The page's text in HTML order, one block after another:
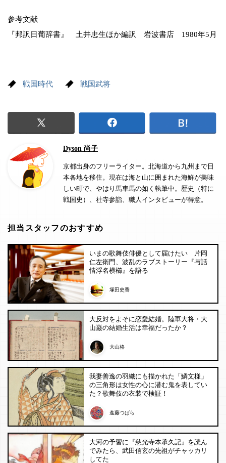
参考文献
『邦訳日葡辞書』 土井忠生ほか編訳 岩波書店 1980年5月
戦国時代 戦国武将
Dyson 尚子
京都出身のフリーライター。北海道から九州まで日
本各地を移住。現在は海と山に囲まれた海鮮が美味
しい町で、やはり馬車馬の如く執筆中。歴史（特に
戦国史）、社寺参詣、職人インタビューが得意。
担当スタッフのおすすめ
いまの歌舞伎俳優として届けたい 片岡
仁左衛門、波乱のラブストーリー『与話
情浮名横櫛』を語る
塚田史香
大反対をよそに恋愛結婚。陸軍大将・大
山巌の結婚生活は幸福だったか？
大山格
我妻善逸の羽織にも描かれた「鱗文様」
の三角形は女性の心に潜む鬼を表してい
た？歌舞伎の衣装で検証！
進藤つばら
大河の予習に『慈光寺本承久記』を読ん
でみたら、武田信玄の先祖がチャッカリ
してた